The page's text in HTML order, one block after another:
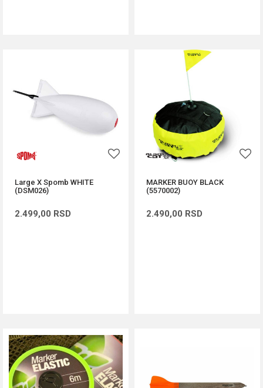
Large X Spomb WHITE
(DSM026)
2.499,00 RSD
MARKER BUOY BLACK
(5570002)
2.490,00 RSD